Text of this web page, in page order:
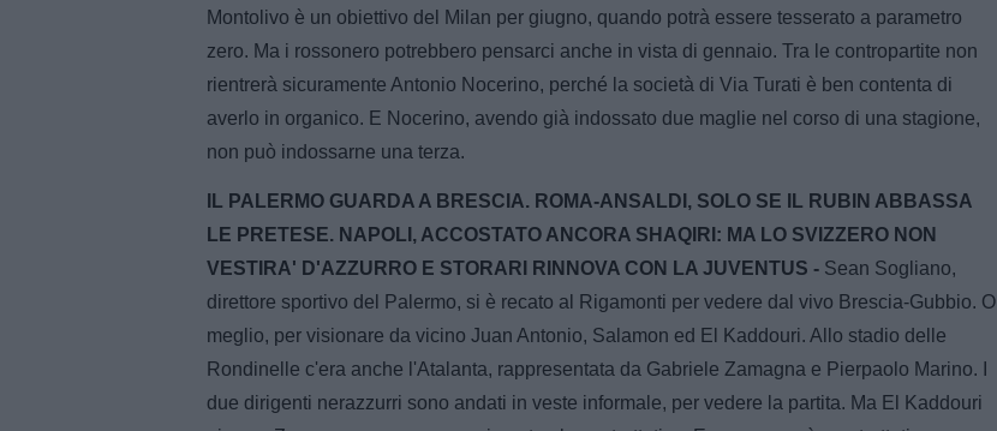
Montolivo è un obiettivo del Milan per giugno, quando potrà essere tesserato a parametro
zero. Ma i rossonero potrebbero pensarci anche in vista di gennaio. Tra le contropartite non
rientrerà sicuramente Antonio Nocerino, perché la società di Via Turati è ben contenta di
averlo in organico. E Nocerino, avendo già indossato due maglie nel corso di una stagione,
non può indossarne una terza.
IL PALERMO GUARDA A BRESCIA. ROMA-ANSALDI, SOLO SE IL RUBIN ABBASSA
LE PRETESE. NAPOLI, ACCOSTATO ANCORA SHAQIRI: MA LO SVIZZERO NON
VESTIRA' D'AZZURRO E STORARI RINNOVA CON LA JUVENTUS - Sean Sogliano,
direttore sportivo del Palermo, si è recato al Rigamonti per vedere dal vivo Brescia-Gubbio. O
meglio, per visionare da vicino Juan Antonio, Salamon ed El Kaddouri. Allo stadio delle
Rondinelle c'era anche l'Atalanta, rappresentata da Gabriele Zamagna e Pierpaolo Marino. I
due dirigenti nerazzurri sono andati in veste informale, per vedere la partita. Ma El Kaddouri